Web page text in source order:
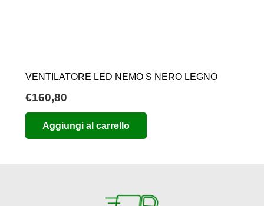
VENTILATORE LED NEMO S NERO LEGNO
€160,80
Aggiungi al carrello